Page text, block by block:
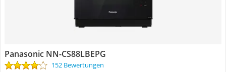
Panasonic NN-CS88LBEPG
152 Bewertungen